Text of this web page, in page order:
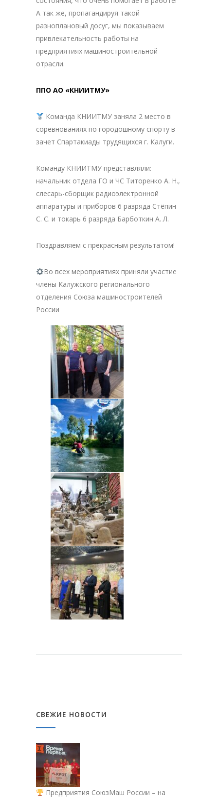
А так же, пропагандируя такой
разноплановый досуг, мы показываем
привлекательность работы на
предприятиях машиностроительной
отрасли.
ППО АО «КНИИТМУ»
Команда КНИИТМУ заняла 2 место в
соревнованиях по городошному спорту в
зачет Спартакиады трудящихся г. Калуги.
Команду КНИИТМУ представляли:
начальник отдела ГО и ЧС Титоренко А. Н.,
слесарь-сборщик радиоэлектронной
аппаратуры и приборов 6 разряда Стёпин
С. С. и токарь 6 разряда Барботкин А. Л.
Поздравляем с прекрасным результатом!
Во всех мероприятиях приняли участие
члены Калужского регионального
отделения Союза машиностроителей
России
СВЕЖИЕ НОВОСТИ
Предприятия СоюзМаш России – на